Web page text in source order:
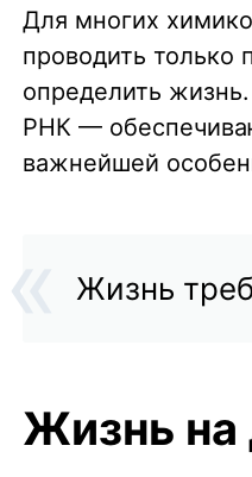
Для многих
проводить
определить
РНК —
важнейшей
Жизнь
Жизнь на